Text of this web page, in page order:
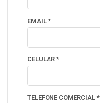
EMAIL *
CELULAR *
TELEFONE COMERCIAL *